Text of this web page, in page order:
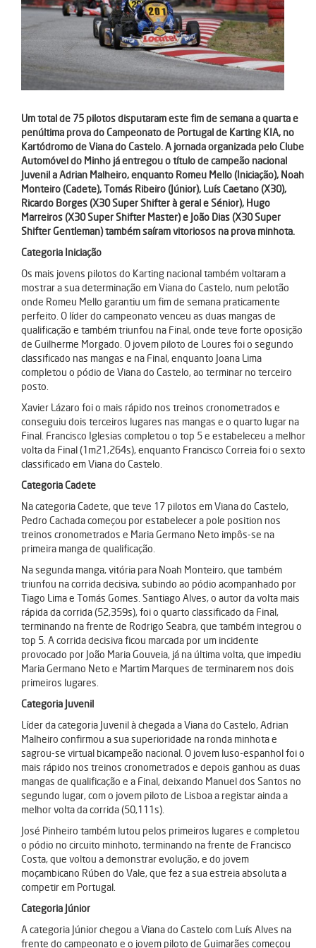
Um total de 75 pilotos disputaram este fim de semana a quarta e
penúltima prova do Campeonato de Portugal de Karting KIA, no
Kartódromo de Viana do Castelo. A jornada organizada pelo Clube
Automóvel do Minho já entregou o título de campeão nacional
Juvenil a Adrian Malheiro, enquanto Romeu Mello (Iniciação), Noah
Monteiro (Cadete), Tomás Ribeiro (Júnior), Luís Caetano (X30),
Ricardo Borges (X30 Super Shifter à geral e Sénior), Hugo
Marreiros (X30 Super Shifter Master) e João Dias (X30 Super
Shifter Gentleman) também saíram vitoriosos na prova minhota.
Categoria Iniciação
Os mais jovens pilotos do Karting nacional também voltaram a
mostrar a sua determinação em Viana do Castelo, num pelotão
onde Romeu Mello garantiu um fim de semana praticamente
perfeito. O líder do campeonato venceu as duas mangas de
qualificação e também triunfou na Final, onde teve forte oposição
de Guilherme Morgado. O jovem piloto de Loures foi o segundo
classificado nas mangas e na Final, enquanto Joana Lima
completou o pódio de Viana do Castelo, ao terminar no terceiro
posto.
Xavier Lázaro foi o mais rápido nos treinos cronometrados e
conseguiu dois terceiros lugares nas mangas e o quarto lugar na
Final. Francisco Iglesias completou o top 5 e estabeleceu a melhor
volta da Final (1m21,264s), enquanto Francisco Correia foi o sexto
classificado em Viana do Castelo.
Categoria Cadete
Na categoria Cadete, que teve 17 pilotos em Viana do Castelo,
Pedro Cachada começou por estabelecer a pole position nos
treinos cronometrados e Maria Germano Neto impôs-se na
primeira manga de qualificação.
Na segunda manga, vitória para Noah Monteiro, que também
triunfou na corrida decisiva, subindo ao pódio acompanhado por
Tiago Lima e Tomás Gomes. Santiago Alves, o autor da volta mais
rápida da corrida (52,359s), foi o quarto classificado da Final,
terminando na frente de Rodrigo Seabra, que também integrou o
top 5. A corrida decisiva ficou marcada por um incidente
provocado por João Maria Gouveia, já na última volta, que impediu
Maria Germano Neto e Martim Marques de terminarem nos dois
primeiros lugares.
Categoria Juvenil
Líder da categoria Juvenil à chegada a Viana do Castelo, Adrian
Malheiro confirmou a sua superioridade na ronda minhota e
sagrou-se virtual bicampeão nacional. O jovem luso-espanhol foi o
mais rápido nos treinos cronometrados e depois ganhou as duas
mangas de qualificação e a Final, deixando Manuel dos Santos no
segundo lugar, com o jovem piloto de Lisboa a registar ainda a
melhor volta da corrida (50,111s).
José Pinheiro também lutou pelos primeiros lugares e completou
o pódio no circuito minhoto, terminando na frente de Francisco
Costa, que voltou a demonstrar evolução, e do jovem
moçambicano Rúben do Vale, que fez a sua estreia absoluta a
competir em Portugal.
Categoria Júnior
A categoria Júnior chegou a Viana do Castelo com Luís Alves na
frente do campeonato e o jovem piloto de Guimarães começou